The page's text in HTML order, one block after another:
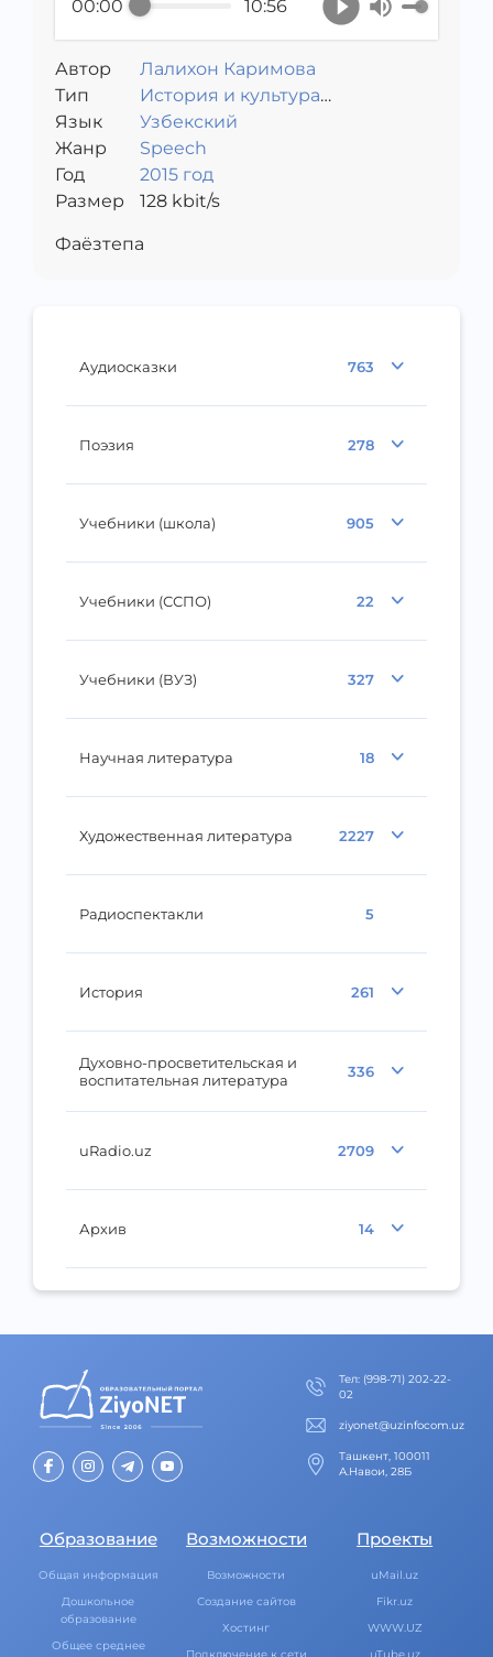
Аудиосказки 763
Поэзия 278
Учебники (школа) 905
Учебники (ССПО) 22
Учебники (ВУЗ) 327
Научная литература 18
Художественная литература 2227
Радиоспектакли 5
История 261
Духовно-просветительская и
воспитательная литература
336
uRadio.uz 2709
Архив 14
00:00 10:56
Автор
Лалихон Каримова
Тип
История и культура
Узбекистана
Язык
Узбекский
Жанр
Speech
Год
2015 год
Размер
128kbit/s
Фаёзтепа
Тел: (998-71) 202-22-
02
ziyonet@uzinfocom.uz
Ташкент, 100011
А.Навои, 28Б
Образование
Общая информация
Дошкольное
образование
Общее среднее
Возможности
Возможности
Создание сайтов
Хостинг
Подключение к сети
Проекты
uMail.uz
Fikr.uz
WWW.UZ
uTube.uz